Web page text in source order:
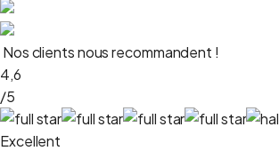
Nos clients nous recommandent !
4,6
/5
Excellent